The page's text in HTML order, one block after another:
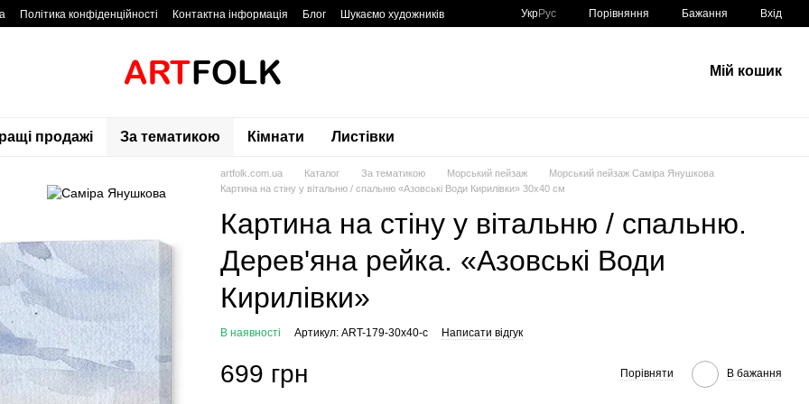
Політика конфіденційності Контактна інформація Блог
Шукаємо художників
УкрРус Порівняння Бажання Вхід
Мій кошик
продажі За тематикою Кімнати Листівки
artfolk.com.ua Каталог За тематикою Морський пейзаж
Морський пейзаж Саміра Янушкова
Картина на стіну у вітальню / спальню «Азовські Води Кирилівки» 30х40 см
Картина на стіну у вітальню / спальню.
Дерев'яна рейка. «Азовські Води
Кирилівки»
В наявності Артикул: ART-179-30x40-c Написати відгук
699 грн Порівняти В бажання